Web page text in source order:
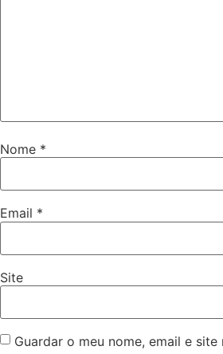
Nome *
Email *
Site
Guardar o meu nome, email e